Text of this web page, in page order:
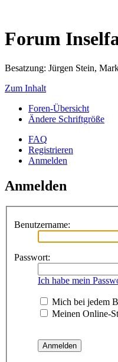
Forum
Besatzung: Jürgen Stein,
Zum Inhalt
Foren-Übersicht
Ändere Schriftgröße
FAQ
Registrieren
Anmelden
Anmelden
Benutzername:
Passwort:
Ich habe mein
Mich bei jedem
Meinen Online-